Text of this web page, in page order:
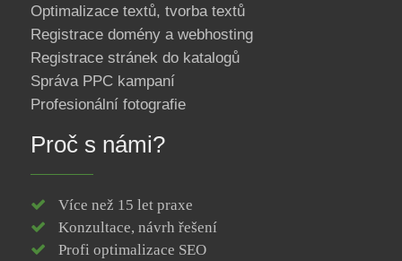
Optimalizace textů, tvorba textů
Registrace domény a webhosting
Registrace stránek do katalogů
Správa PPC kampaní
Profesionální fotografie
Proč s námi?
Více než 15 let praxe
Konzultace, návrh řešení
Profi optimalizace SEO